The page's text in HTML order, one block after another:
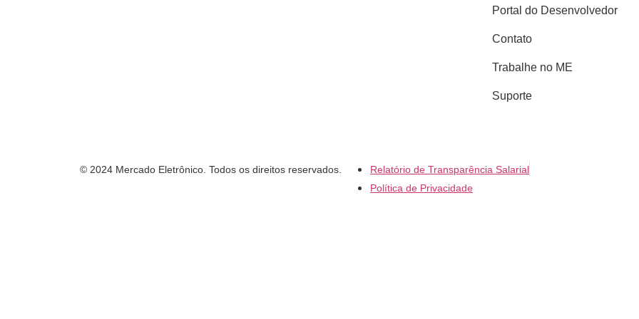
Portal do Desenvolvedor
Contato
Trabalhe no ME
Suporte
© 2024 Mercado Eletrônico. Todos os direitos reservados.
Relatório de Transparência Salarial
Política de Privacidade